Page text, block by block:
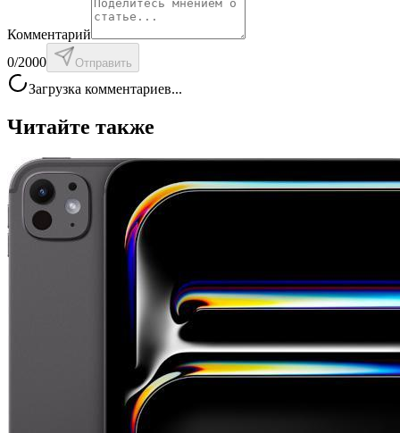
Комментарий
0/2000 Отправить
Загрузка комментариев...
Читайте также